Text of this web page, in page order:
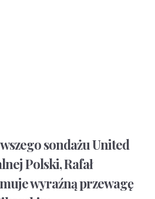
sondażu United
Polski, Rafał
wyraźną przewagę